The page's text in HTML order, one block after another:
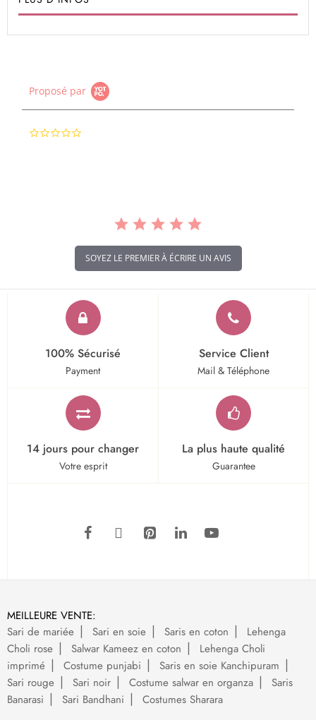
Proposé par
SOYEZ LE PREMIER À ÉCRIRE UN AVIS
100% Sécurisé
Payment
Service Client
Mail & Téléphone
14 jours pour changer
Votre esprit
La plus haute qualité
Guarantee
MEILLEURE VENTE:
Sari de mariée
Sari en soie Saris en coton
Lehenga
Choli rose
Salwar Kameez en coton
Lehenga Choli
imprimé
Costume punjabi
Saris en soie Kanchipuram
Sari rouge
Sari noir Costume salwar en organza
Saris
Banarasi
Sari Bandhani
Costumes Sharara